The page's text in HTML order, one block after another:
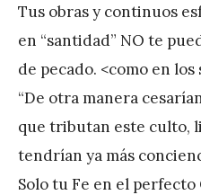
J
A
P
é
r
Tus obras y continuos
en “santidad” NO te
de pecado. <como en
“De otra manera
que tributan este culto,
tendrían ya más
Solo tu Fe en el